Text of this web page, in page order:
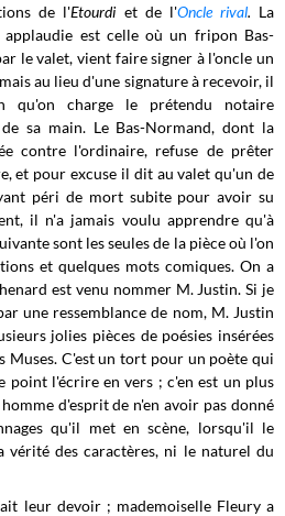
de l'Etourdi et de l'Oncle rival. La
est celle où un fripon Bas-
le valet, vient faire signer à l'oncle un
au lieu d'une signature à recevoir, il
qu'on charge le prétendu notaire
sa main. Le Bas-Normand, dont la
contre l'ordinaire, refuse de prêter
et pour excuse il dit au valet qu'un de
péri de mort subite pour avoir su
il n'a jamais voulu apprendre qu'à
sont les seules de la pièce où l'on
et quelques mots comiques. On a
est venu nommer M. Justin. Si je
une ressemblance de nom, M. Justin
jolies pièces de poésies insérées
Muses. C'est un tort pour un poète qui
point l'écrire en vers ; c'en est un plus
d'esprit de n'en avoir pas donné
qu'il met en scène, lorsqu'il le
vérité des caractères, ni le naturel du
leur devoir ; mademoiselle Fleury a